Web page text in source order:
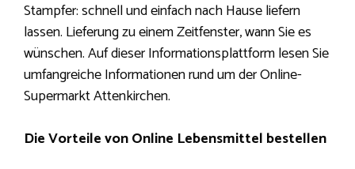
Stampfer: schnell und einfach nach Hause liefern
lassen. Lieferung zu einem Zeitfenster, wann Sie es
wünschen. Auf dieser Informationsplattform lesen Sie
umfangreiche Informationen rund um der Online-
Supermarkt Attenkirchen.
Die Vorteile von Online Lebensmittel bestellen